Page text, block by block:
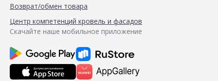
Возврат/обмен товара
Центр компетенций кровель и фасадов
Скачайте наше мобильное приложение